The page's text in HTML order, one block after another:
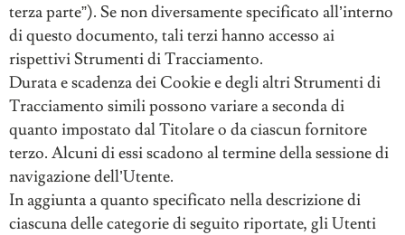
terza parte”). Se non diversamente specificato all’interno
di questo documento, tali terzi hanno accesso ai
rispettivi Strumenti di Tracciamento.
Durata e scadenza dei Cookie e degli altri Strumenti di
Tracciamento simili possono variare a seconda di
quanto impostato dal Titolare o da ciascun fornitore
terzo. Alcuni di essi scadono al termine della sessione di
navigazione dell’Utente.
In aggiunta a quanto specificato nella descrizione di
ciascuna delle categorie di seguito riportate, gli Utenti